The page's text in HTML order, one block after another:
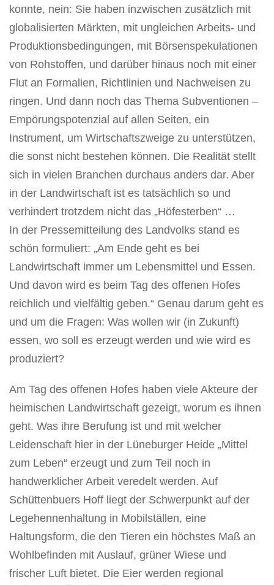
konnte, nein: Sie haben inzwischen zusätzlich mit
globalisierten Märkten, mit ungleichen Arbeits- und
Produktionsbedingungen, mit Börsenspekulationen
von Rohstoffen, und darüber hinaus noch mit einer
Flut an Formalien, Richtlinien und Nachweisen zu
ringen. Und dann noch das Thema Subventionen –
Empörungspotenzial auf allen Seiten, ein
Instrument, um Wirtschaftszweige zu unterstützen,
die sonst nicht bestehen können. Die Realität stellt
sich in vielen Branchen durchaus anders dar. Aber
in der Landwirtschaft ist es tatsächlich so und
verhindert trotzdem nicht das „Höfesterben“ …
In der Pressemitteilung des Landvolks stand es
schön formuliert: „Am Ende geht es bei
Landwirtschaft immer um Lebensmittel und Essen.
Und davon wird es beim Tag des offenen Hofes
reichlich und vielfältig geben.“ Genau darum geht es
und um die Fragen: Was wollen wir (in Zukunft)
essen, wo soll es erzeugt werden und wie wird es
produziert?
Am Tag des offenen Hofes haben viele Akteure der
heimischen Landwirtschaft gezeigt, worum es ihnen
geht. Was ihre Berufung ist und mit welcher
Leidenschaft hier in der Lüneburger Heide „Mittel
zum Leben“ erzeugt und zum Teil noch in
handwerklicher Arbeit veredelt werden. Auf
Schüttenbuers Hoff liegt der Schwerpunkt auf der
Legehennenhaltung in Mobilställen, eine
Haltungsform, die den Tieren ein höchstes Maß an
Wohlbefinden mit Auslauf, grüner Wiese und
frischer Luft bietet. Die Eier werden regional